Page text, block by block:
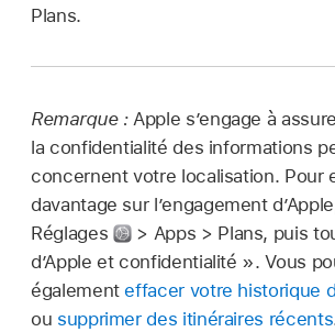
Plans.
Remarque :Apple s’engage à
la confidentialité des informations
concernent votre localisation. Pour
davantage sur l’engagement
Réglages
> Apps > Plans, puis
d’Apple et confidentialité ». Vous
égalementeffacer votre historique
ou supprimer des itinéraires récents